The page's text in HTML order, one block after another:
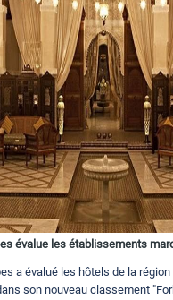
évalue les établissements
a évalué les hôtels de la
son nouveau classement